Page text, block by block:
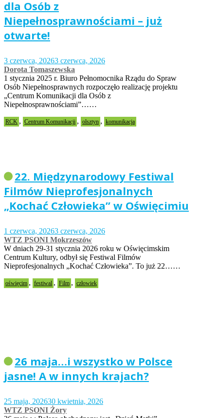
dla Osób z
Niepełnosprawnościami – już
otwarte!
3 czerwca, 20263 czerwca, 2026
Dorota Tomaszewska
1 stycznia 2025 r. Biuro Pełnomocnika Rządu do Spraw
Osób Niepełnosprawnych rozpoczęło realizację projektu
„Centrum Komunikacji dla Osób z
Niepełnosprawnościami”……
RCK , Centrum Komunikacji , olsztyn , komunikacja
22. Międzynarodowy Festiwal
Filmów Nieprofesjonalnych
„Kochać Człowieka” w Oświęcimiu
1 czerwca, 20263 czerwca, 2026
WTZ PSONI Mokrzeszów
W dniach 29-31 stycznia 2026 roku w Oświęcimskim
Centrum Kultury, odbył się Festiwal Filmów
Nieprofesjonalnych „Kochać Człowieka”. To już 22……
oświęcim , festiwal , Film , człowiek
26 maja…i wszystko w Polsce
jasne! A w innych krajach?
25 maja, 202630 kwietnia, 2026
WTZ PSONI Żory